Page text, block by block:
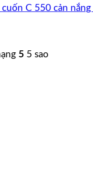
cuốn C 550 cản
5 5 sao